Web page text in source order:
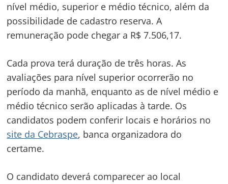
nível médio, superior e médio técnico, além da
possibilidade de cadastro reserva. A
remuneração pode chegar a R$ 7.506,17.
Cada prova terá duração de três horas. As
avaliações para nível superior ocorrerão no
período da manhã, enquanto as de nível médio e
médio técnico serão aplicadas à tarde. Os
candidatos podem conferir locais e horários no
site da Cebraspe, banca organizadora do
certame.
O candidato deverá comparecer ao local
Navegação
de
Post